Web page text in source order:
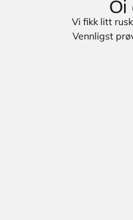
Oi
Vi fikk litt
Vennligst